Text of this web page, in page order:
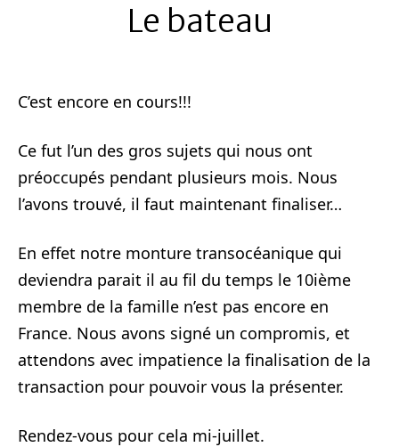
Le bateau
C’est encore en cours!!!
Ce fut l’un des gros sujets qui nous ont
préoccupés pendant plusieurs mois. Nous
l’avons trouvé, il faut maintenant finaliser…
En effet notre monture transocéanique qui
deviendra parait il au fil du temps le 10ième
membre de la famille n’est pas encore en
France. Nous avons signé un compromis, et
attendons avec impatience la finalisation de la
transaction pour pouvoir vous la présenter.
Rendez-vous pour cela mi-juillet.